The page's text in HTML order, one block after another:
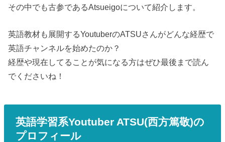
その中でも古参であるAtsueigoについて紹介します。
英語教材も展開するYoutuberのATSUさんがどんな経歴で
英語チャンネルを始めたのか？
経歴や現在してることが気になる方はぜひ最後まで読ん
でくださいね！
英語学習系Youtuber ATSU(西方篤敬)の
プロフィール